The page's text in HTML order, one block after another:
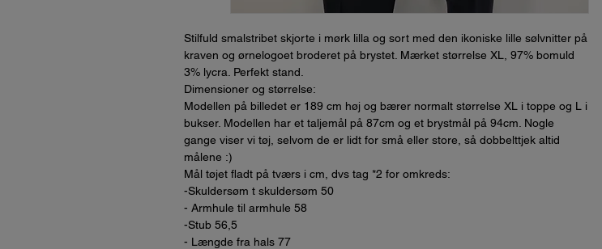
Stilfuld smalstribet skjorte i mørk lilla og sort med den ikoniske lille sølvnitter på
kraven og ørnelogoet broderet på brystet. Mærket størrelse XL, 97% bomuld
3% lycra. Perfekt stand.
Dimensioner og størrelse:
Modellen på billedet er 189 cm høj og bærer normalt størrelse XL i toppe og L i
bukser. Modellen har et taljemål på 87cm og et brystmål på 94cm. Nogle
gange viser vi tøj, selvom de er lidt for små eller store, så dobbelttjek altid
målene :)
Mål tøjet fladt på tværs i cm, dvs tag *2 for omkreds:
-Skuldersøm t skuldersøm 50
- Armhule til armhule 58
-Stub 56,5
- Længde fra hals 77